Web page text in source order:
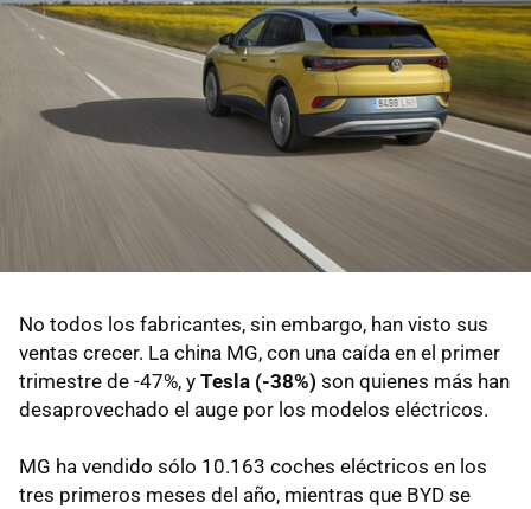
No todos los fabricantes, sin embargo, han visto sus
ventas crecer. La china MG, con una caída en el primer
trimestre de -47%, y Tesla (-38%) son quienes más han
desaprovechado el auge por los modelos eléctricos.
MG ha vendido sólo 10.163 coches eléctricos en los
tres primeros meses del año, mientras que BYD se